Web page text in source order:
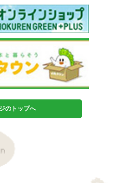
のトップへ